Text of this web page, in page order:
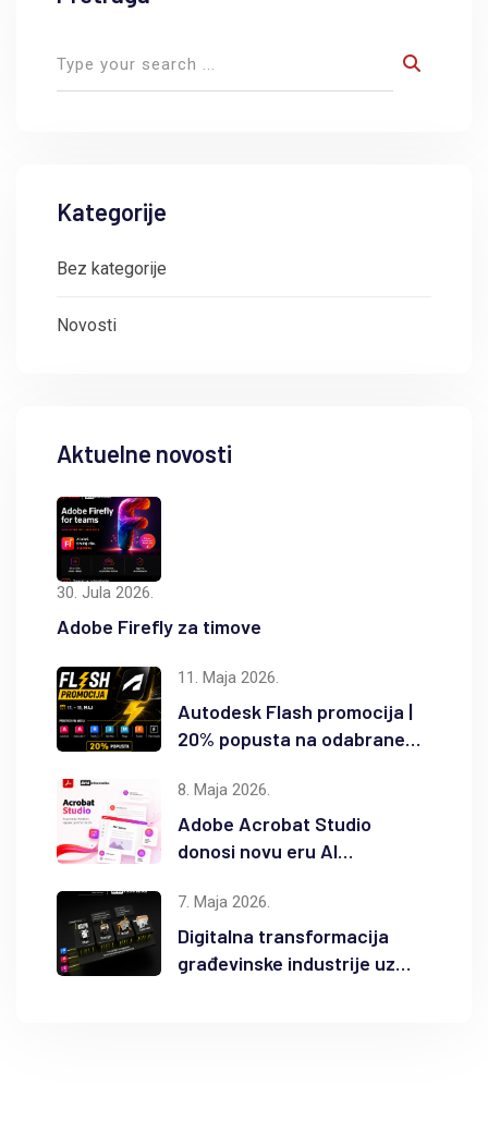
Kategorije
Bez kategorije
Novosti
Aktuelne novosti
30. Jula 2026.
Adobe Firefly za timove
11. Maja 2026.
Autodesk Flash promocija |
20% popusta na odabrane
8. Maja 2026.
Adobe Acrobat Studio
donosi novu eru AI
7. Maja 2026.
Digitalna transformacija
građevinske industrije uz